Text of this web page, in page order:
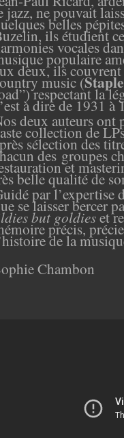
jazz, ne pouvait
belles
ils étudient
vocales
populaire
deux, ils
music (
)respectant la
à dire de 1931 à
deux auteurs ont
collection de
sélection des
des groupes
et
belle qualité de
par l’expertise
se laisser bercer
but goldieset
précis,
de la
Chambon